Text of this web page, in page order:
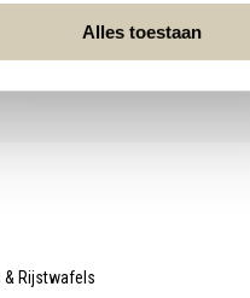
Alles toestaan
& Rijstwafels